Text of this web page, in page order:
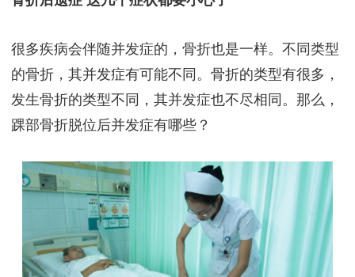
很多疾病会伴随并发症的，骨折也是一样。不同类型
的骨折，其并发症有可能不同。骨折的类型有很多，
发生骨折的类型不同，其并发症也不尽相同。那么，
踝部骨折脱位后并发症有哪些？